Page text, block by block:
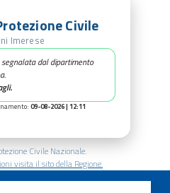
Civile
Imerese
dal dipartimento
09-08-2026 | 12:11
Civile Nazionale.
visita il sito della Regione.